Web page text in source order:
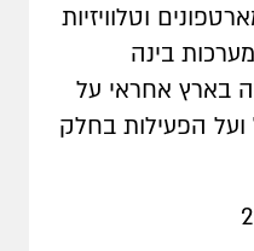
וטלוויזיות
בינה
בארץ אחראי על
הפעילות בחלק